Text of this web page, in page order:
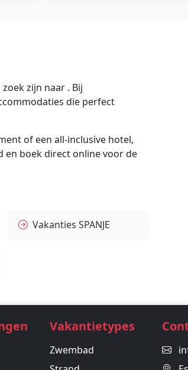
zijn naar . Bij
die perfect
of een all-inclusive hotel,
en boek direct online voor de
Vakanties SPANJE
Vakantietypes
Zwembad